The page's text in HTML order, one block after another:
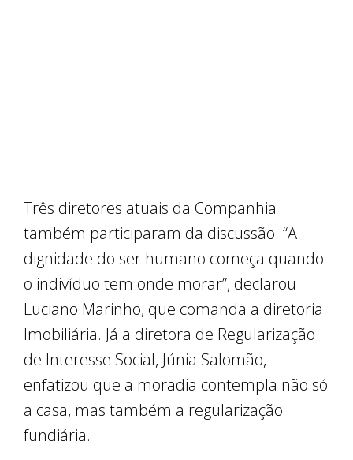
Três diretores atuais da Companhia
também participaram da discussão. “A
dignidade do ser humano começa quando
o indivíduo tem onde morar”, declarou
Luciano Marinho, que comanda a diretoria
Imobiliária. Já a diretora de Regularização
de Interesse Social, Júnia Salomão,
enfatizou que a moradia contempla não só
a casa, mas também a regularização
fundiária.